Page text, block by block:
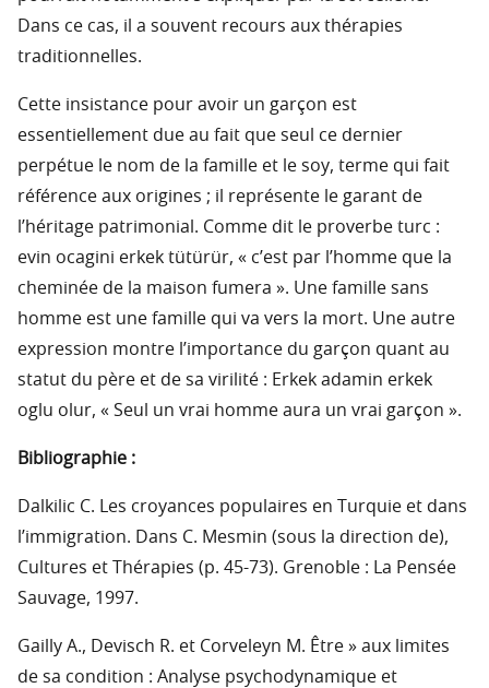
Dans ce cas, il a souvent recours aux thérapies
traditionnelles.
Cette insistance pour avoir un garçon est
essentiellement due au fait que seul ce dernier
perpétue le nom de la famille et le soy, terme qui fait
référence aux origines ; il représente le garant de
l’héritage patrimonial. Comme dit le proverbe turc :
evin ocagini erkek tütürür, « c’est par l’homme que la
cheminée de la maison fumera ». Une famille sans
homme est une famille qui va vers la mort. Une autre
expression montre l’importance du garçon quant au
statut du père et de sa virilité : Erkek adamin erkek
oglu olur, « Seul un vrai homme aura un vrai garçon ».
Bibliographie :
Dalkilic C. Les croyances populaires en Turquie et dans
l’immigration. Dans C. Mesmin (sous la direction de),
Cultures et Thérapies (p. 45-73). Grenoble : La Pensée
Sauvage, 1997.
Gailly A., Devisch R. et Corveleyn M. Être » aux limites
de sa condition : Analyse psychodynamique et